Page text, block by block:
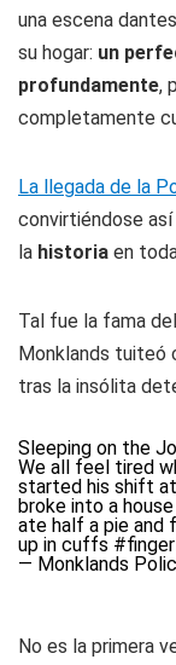
una escena
su hogar: un
profundamente,
completamente
La llegada de la
convirtiéndose
la historia en
Tal fue la fama
Monklands tuiteó
tras la insólita
Sleeping on the
We all feel tired
started his shift
broke into a
ate half a pie and
up in cuffs
— Monklands
No es la primera